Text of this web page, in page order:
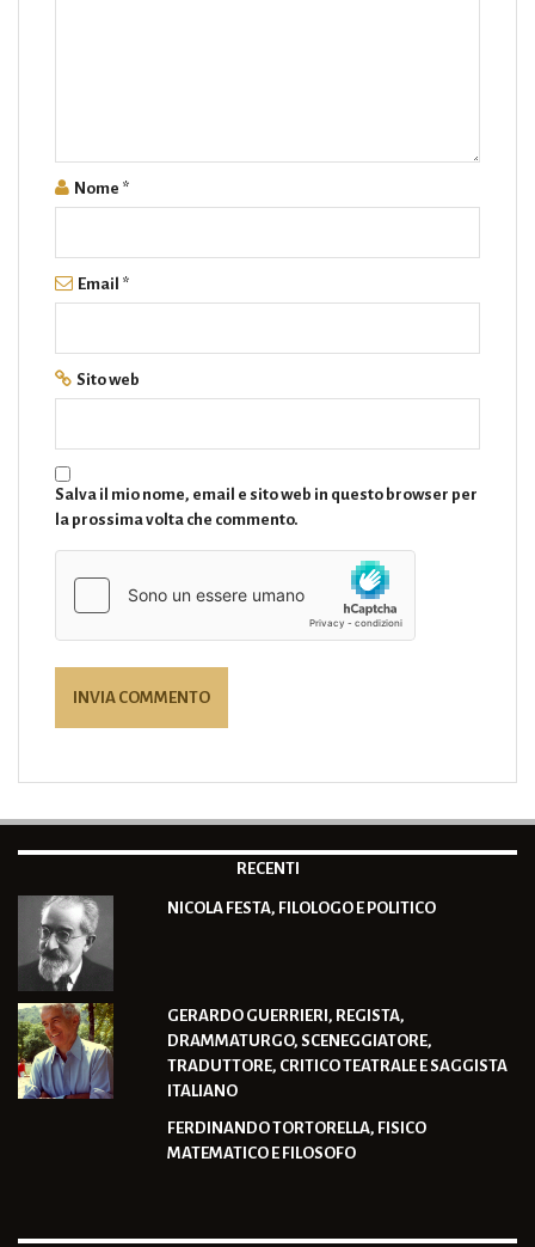
Nome *
Email *
Sito web
Salva il mio nome, email e sito web in questo browser per
la prossima volta che commento.
RECENTI
NICOLA FESTA, FILOLOGO E POLITICO
GERARDO GUERRIERI, REGISTA,
DRAMMATURGO, SCENEGGIATORE,
TRADUTTORE, CRITICO TEATRALE E SAGGISTA
ITALIANO
FERDINANDO TORTORELLA, FISICO
MATEMATICO E FILOSOFO